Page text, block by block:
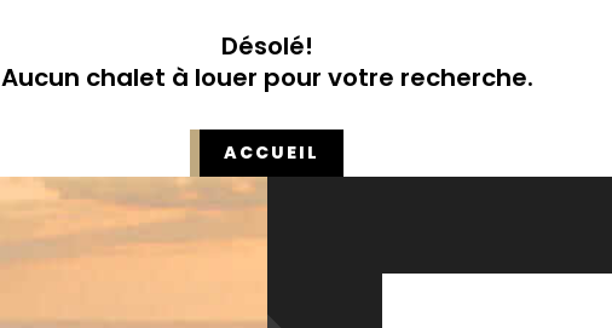
Désolé!
Aucun chalet à louer pour votre recherche.
ACCUEIL